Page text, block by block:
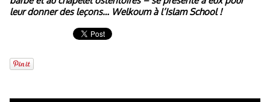
leur donner des leçons… Welkoum à l’Islam School !